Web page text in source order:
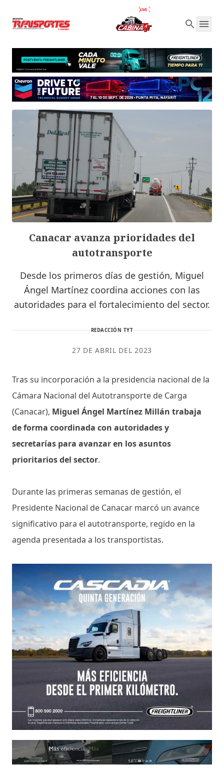
Canacar avanza prioridades del
autotransporte
Desde los primeros días de gestión, Miguel
Ángel Martínez coordina acciones con las
autoridades para el fortalecimiento del sector.
REDACCIÓN TYT
27 DE ABRIL DEL 2023
Tras su incorporación a la presidencia nacional de la
Cámara Nacional del Autotransporte de Carga
(Canacar), Miguel Ángel Martínez Millán trabaja
de forma coordinada con autoridades y
secretarías para avanzar en los asuntos
prioritarios del sector.
Durante las primeras semanas de gestión, el
Presidente Nacional de Canacar marcó un avance
significativo para el autotransporte, regido en la
agenda presentada a los transportistas.